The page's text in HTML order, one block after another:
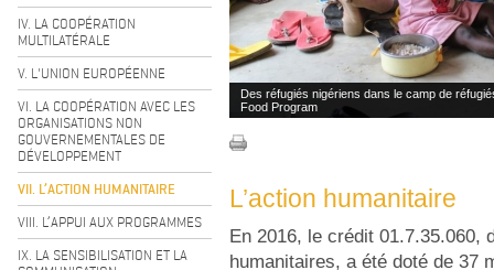
IV. LA COOPÉRATION
MULTILATÉRALE
V. L'UNION EUROPÉENNE
VI. LA COOPÉRATION AVEC LES
ORGANISATIONS NON
GOUVERNEMENTALES DE
DÉVELOPPEMENT
VII. L’ACTION HUMANITAIRE
VIII. L’APPUI AUX PROGRAMMES
IX. LA SENSIBILISATION ET LA
Des réfugiés nigériens dans le camp de
Food Program
L’action humanitaire
En 2016, le crédit 01.7.35.060,
humanitaires, a été doté de 37